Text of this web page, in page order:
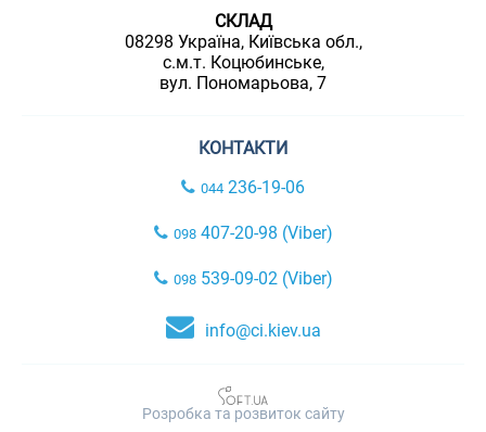
СКЛАД
08298 Україна, Київська обл.,
с.м.т. Коцюбинське,
вул. Пономарьова, 7
КОНТАКТИ
044 236-19-06
098407-20-98 (Viber)
098539-09-02 (Viber)
info@ci.kiev.ua
Розробка та розвиток сайту